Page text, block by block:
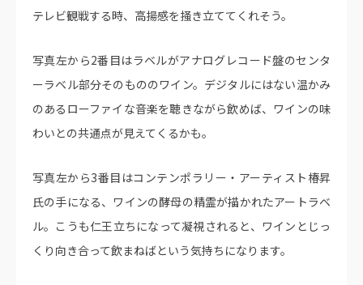
テレビ観戦する時、高揚感を掻き立ててくれそう。
写真左から2番目はラベルがアナログレコード盤のセンタ
ーラベル部分そのもののワイン。デジタルにはない温かみ
のあるローファイな音楽を聴きながら飲めば、ワインの味
わいとの共通点が見えてくるかも。
写真左から3番目はコンテンポラリー・アーティスト椿昇
氏の手になる、ワインの酵母の精霊が描かれたアートラベ
ル。こうも仁王立ちになって凝視されると、ワインとじっ
くり向き合って飲まねばという気持ちになります。